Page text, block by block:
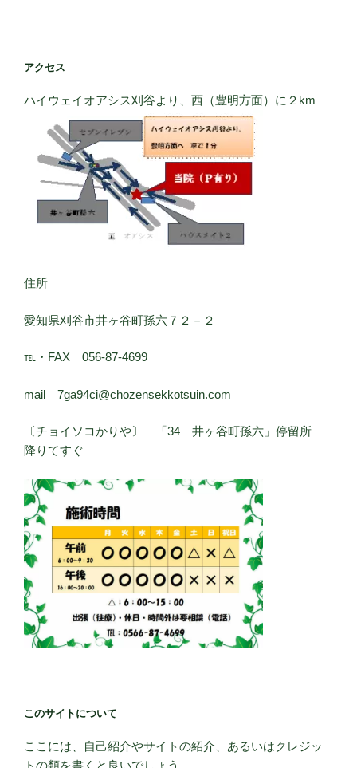
アクセス
ハイウェイオアシス刈谷より、西（豊明方面）に２km
住所
愛知県刈谷市井ヶ谷町孫六７２－２
℡・FAX 056-87-4699
mail 7ga94ci@chozensekkotsuin.com
〔チョイソコかりや〕 「34 井ヶ谷町孫六」停留所
降りてすぐ
このサイトについて
ここには、自己紹介やサイトの紹介、あるいはクレジッ
トの類を書くと良いでしょう。